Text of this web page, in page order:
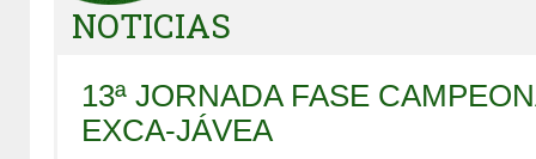
NOTICIAS
13ª JORNADA FASE
EXCA-JÁVEA